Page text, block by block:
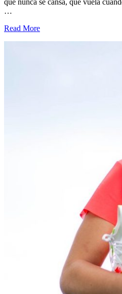
que nunca se cansa, que vuela
…
Read More